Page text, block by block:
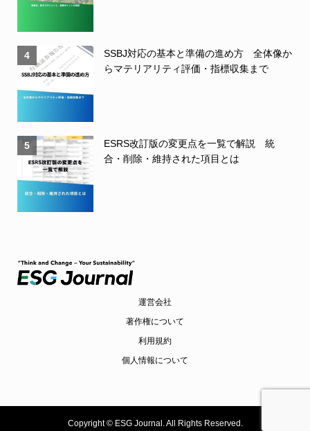
4
SSBJ対応の基本と準備の進め方 全体像か
らマテリアリティ評価・指標収集まで
5
ESRS改訂版の変更点を一覧で解説 統
合・削除・維持された項目とは
運営会社
著作権について
利用規約
個人情報について
Copyright ©ESG Journal. All Rights Reserved.